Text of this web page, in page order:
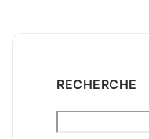
RECHERCHE